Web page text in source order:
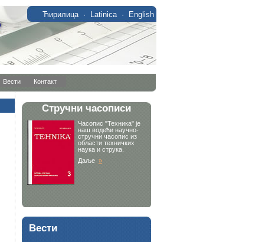
Ћирилица· Latinica· English
Вести Контакт
Вести